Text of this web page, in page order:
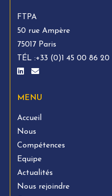
FTPA
50 rue Ampère
75017 Paris
TÉL :+33 (0)1 45 00 86 20
MENU
Accueil
Nous
Compétences
Equipe
Actualités
Nous rejoindre